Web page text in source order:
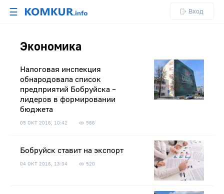
☰ Вход
Экономика
Налоговая инспекция
обнародовала список
предприятий Бобруйска –
лидеров в формировании
бюджета
05 ОКТ 2016, 10:42 986
Бобруйск ставит на экспорт
04 ОКТ 2016, 13:34 520